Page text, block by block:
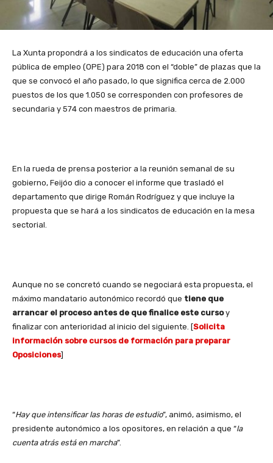
La Xunta propondrá a los sindicatos de educación una oferta
pública de empleo (OPE) para 2018 con el “doble” de plazas que la
que se convocó el año pasado, lo que significa cerca de 2.000
puestos de los que 1.050 se corresponden con profesores de
secundaria y 574 con maestros de primaria.
En la rueda de prensa posterior a la reunión semanal de su
gobierno, Feijóo dio a conocer el informe que trasladó el
departamento que dirige Román Rodríguez y que incluye la
propuesta que se hará a los sindicatos de educación en la mesa
sectorial.
Aunque no se concretó cuando se negociará esta propuesta, el
máximo mandatario autonómico recordó que tiene que
arrancar el proceso antes de que finalice este cursoy
finalizar con anterioridad al inicio del siguiente. [Solicita
información sobre cursos de formación para preparar
Oposiciones]
“Hay que intensificar las horas de estudio”, animó, asimismo, el
presidente autonómico a los opositores, en relación a que “la
cuenta atrás está en marcha”.